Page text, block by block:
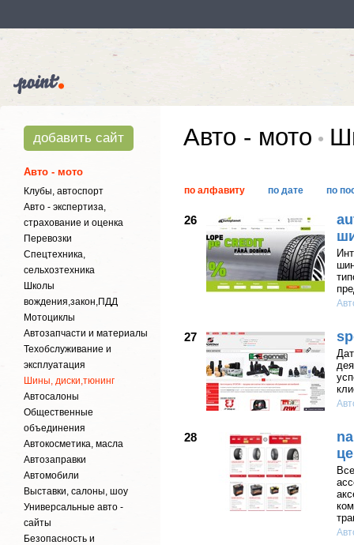
добавить сайт
Авто - мото
Клубы, автоспорт
Авто - экспертиза,
страхование и оценка
Перевозки
Спецтехника,
сельхозтехника
Школы
вождения,закон,ПДД
Мотоциклы
Автозапчасти и материалы
Техобслуживание и
эксплуатация
Шины, диски,тюнинг
Автосалоны
Общественные
объединения
Автокосметика, масла
Автозаправки
Автомобили
Выставки, салоны, шоу
Универсальные авто -
сайты
Безопасность и
Авто - мото
по алфавиту по дате по
26
27
28